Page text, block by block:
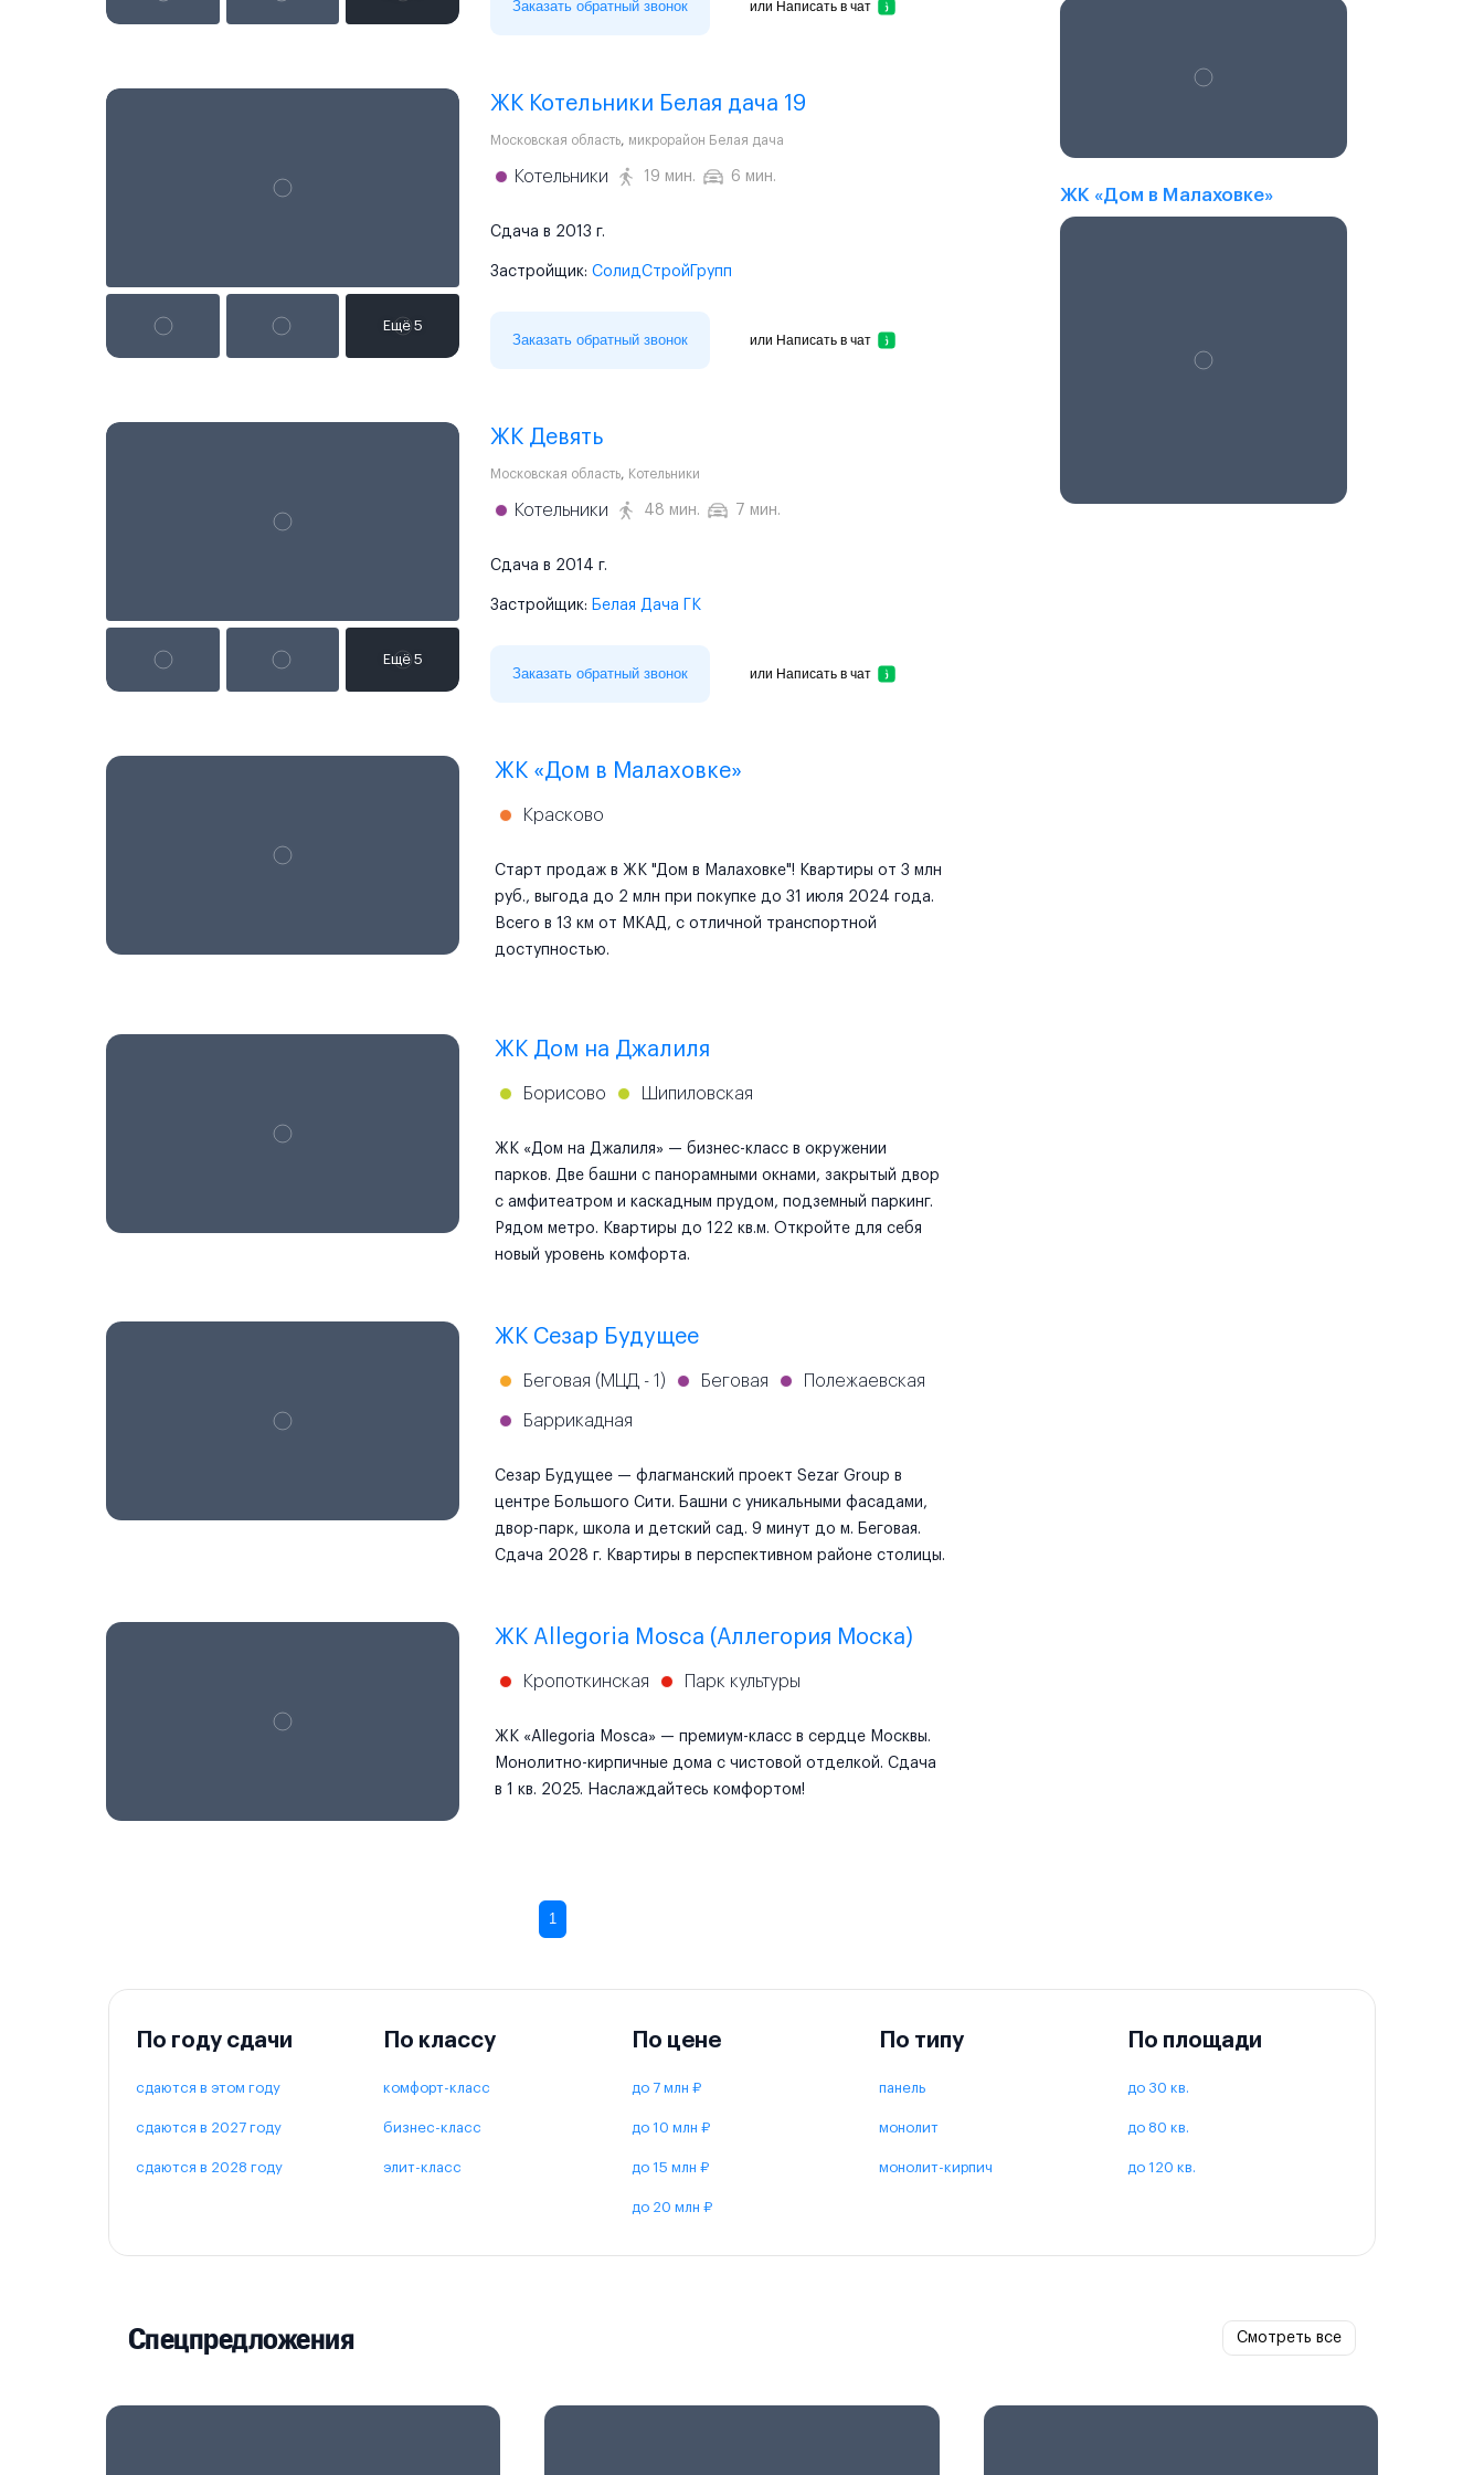
Заказать обратный звонок или Написать в чат
ЖК Котельники Белая дача 19
Московская область, микрорайон Белая дача
Котельники 19 мин. 6 мин.
Сдача в 2013 г.
Застройщик: СолидСтройГрупп
Заказать обратный звонок или Написать в чат
ЖК Девять
Московская область, Котельники
Котельники 48 мин. 7 мин.
Сдача в 2014 г.
Застройщик: Белая Дача ГК
Заказать обратный звонок или Написать в чат
ЖК «Дом в Малаховке»
Красково
Старт продаж в ЖК "Дом в Малаховке"! Квартиры от 3 млн
руб., выгода до 2 млн при покупке до 31 июля 2024 года.
Всего в 13 км от МКАД, с отличной транспортной
доступностью.
ЖК Дом на Джалиля
Борисово Шипиловская
ЖК «Дом на Джалиля» — бизнес-класс в окружении
парков. Две башни с панорамными окнами, закрытый двор
с амфитеатром и каскадным прудом, подземный паркинг.
Рядом метро. Квартиры до 122 кв.м. Откройте для себя
новый уровень комфорта.
ЖК Сезар Будущее
Беговая (МЦД - 1) Беговая Полежаевская
Баррикадная
Сезар Будущее — флагманский проект Sezar Group в
центре Большого Сити. Башни с уникальными фасадами,
двор-парк, школа и детский сад. 9 минут до м. Беговая.
Сдача 2028 г. Квартиры в перспективном районе столицы.
ЖК Allegoria Mosca (Аллегория Моска)
Кропоткинская Парк культуры
ЖК «Allegoria Mosca» — премиум-класс в сердце Москвы.
Монолитно-кирпичные дома с чистовой отделкой. Сдача
в 1 кв. 2025. Наслаждайтесь комфортом!
1
ЖК «Дом в Малаховке»
По году сдачи
сдаются в этом году
сдаются в 2027 году
сдаются в 2028 году
По классу
комфорт-класс
бизнес-класс
элит-класс
По цене
до 7 млн ₽
до 10 млн ₽
до 15 млн ₽
до 20 млн ₽
По типу
панель
монолит
монолит-кирпич
По площади
до 30 кв.
до 80 кв.
до 120 кв.
Спецпредложения Смотреть все